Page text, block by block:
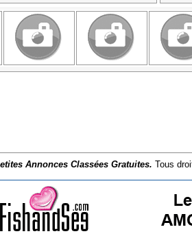
Annonces Classées Gratuites. Tous